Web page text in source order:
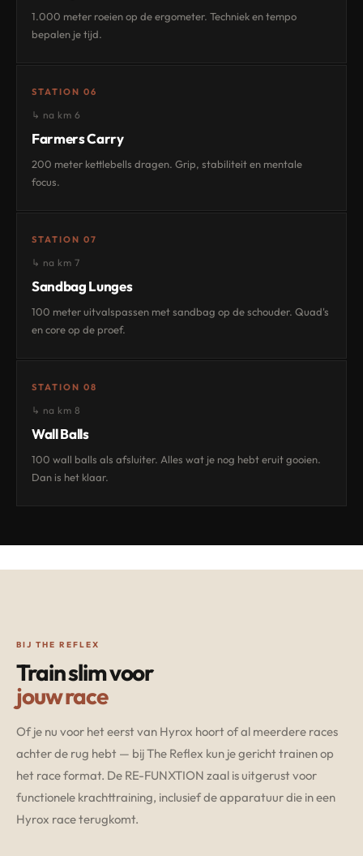
1.000 meter roeien op de ergometer. Techniek en tempo
bepalen je tijd.
STATION 06
↳ na km 6
Farmers Carry
200 meter kettlebells dragen. Grip, stabiliteit en mentale
focus.
STATION 07
↳ na km 7
Sandbag Lunges
100 meter uitvalspassen met sandbag op de schouder. Quad's
en core op de proef.
STATION 08
↳ na km 8
Wall Balls
100 wall balls als afsluiter. Alles wat je nog hebt eruit gooien.
Dan is het klaar.
BIJ THE REFLEX
Train slim voor
jouw race
Of je nu voor het eerst van Hyrox hoort of al meerdere races
achter de rug hebt — bij The Reflex kun je gericht trainen op
het race format. De RE-FUNXTION zaal is uitgerust voor
functionele krachttraining, inclusief de apparatuur die in een
Hyrox race terugkomt.